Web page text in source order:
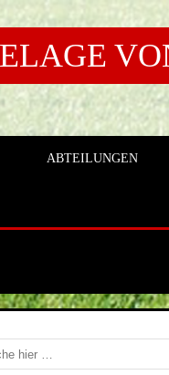
ABTEILUNGEN